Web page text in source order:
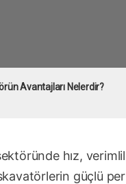
Avantajları Nelerdir?
hız,
güçlü